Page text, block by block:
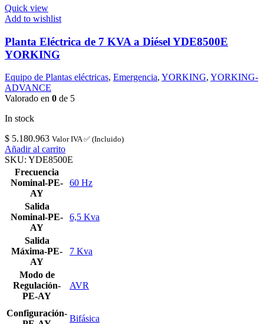
Quick view
Add to wishlist
Planta Eléctrica de 7 KVA a Diésel YDE8500E
YORKING
Equipo de Plantas eléctricas, Emergencia, YORKING, YORKING-
ADVANCE
Valorado en 0 de 5
In stock
$ 5.180.963 Valor IVA ✅ (Incluido)
Añadir al carrito
SKU: YDE8500E
Frecuencia
Nominal-PE-
AY
60 Hz
Salida
Nominal-PE-
AY
6,5 Kva
Salida
Máxima-PE-
AY
7 Kva
Modo de
Regulación-
PE-AY
AVR
Configuración-
Bifásica